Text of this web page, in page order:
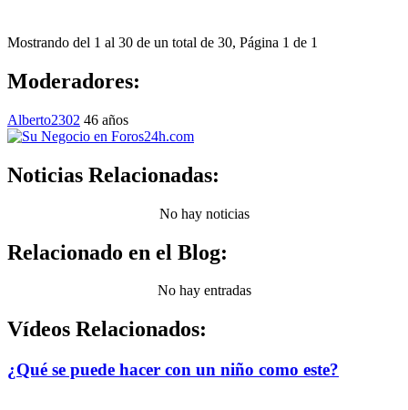
Mostrando del 1 al 30 de un total de 30, Página 1 de 1
Moderadores:
Alberto2302 46 años
Noticias Relacionadas:
No hay noticias
Relacionado en el Blog:
No hay entradas
Vídeos Relacionados:
¿Qué se puede hacer con un niño como este?